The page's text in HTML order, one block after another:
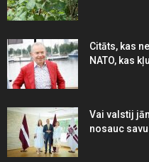
Citāts, kas
NATO, kas
Vai valstij
nosauc